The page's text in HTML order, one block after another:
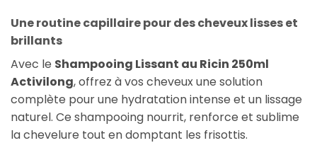
Une routine capillaire pour des cheveux lisses et
brillants
Avec le Shampooing Lissant au Ricin 250ml
Activilong, offrez à vos cheveux une solution
complète pour une hydratation intense et un lissage
naturel. Ce shampooing nourrit, renforce et sublime
la chevelure tout en domptant les frisottis.